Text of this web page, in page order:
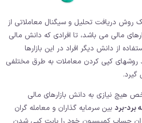
روش دریافت تحلیل و سیگنال معاملاتی از
مالی می باشد، تا افرادی که دانش مالی
از دانش دیگر افراد در این بازارها
روشهای کپی کردن معاملات به طرق مختلفی
گیرد.
هیچ نیازی به دانش بازارهای مالی
برد-برد بین سرمایه گذاران و معامله گران